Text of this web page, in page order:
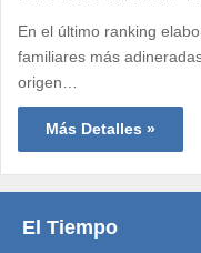
En el último ranking
familiares más
origen…
Más Detalles »
El Tiempo